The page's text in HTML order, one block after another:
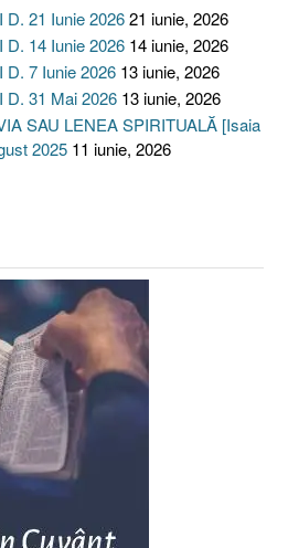
D. 21 Iunie 202621 iunie, 2026
D. 14 Iunie 2026 14 iunie, 2026
D. 7 Iunie 2026 13 iunie, 2026
D. 31 Mai 2026 13 iunie, 2026
SAU LENEA SPIRITUALĂ [Isaia
2025 11 iunie, 2026